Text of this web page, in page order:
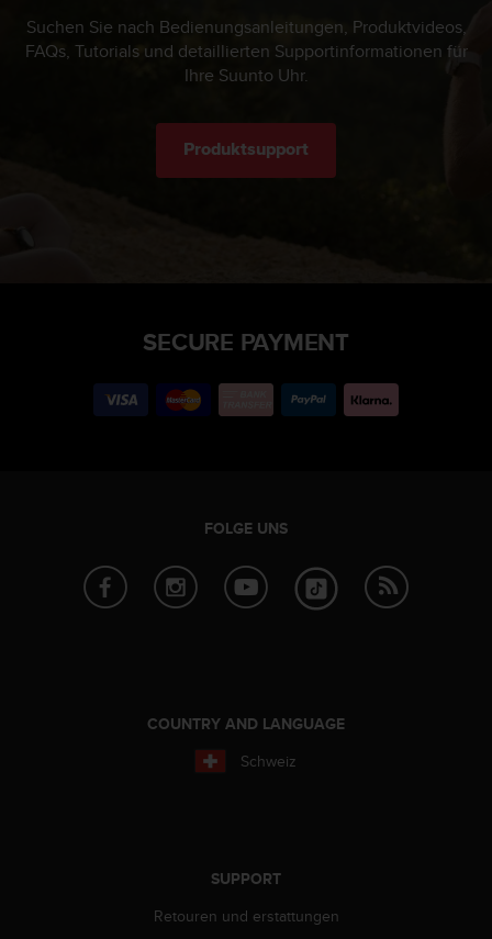
Suchen Sie nach Bedienungsanleitungen, Produktvideos,
FAQs, Tutorials und detaillierten Supportinformationen für
Ihre Suunto Uhr.
Produktsupport
SECURE PAYMENT
FOLGE UNS
COUNTRY AND LANGUAGE
Schweiz
SUPPORT
Retouren und erstattungen